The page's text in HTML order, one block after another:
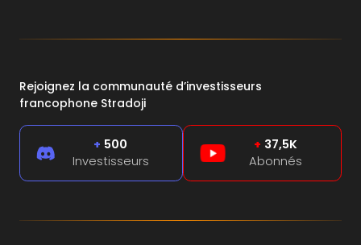
Rejoignez la communauté d’investisseurs
francophone Stradoji
+ 500
Investisseurs
+ 37,5K
Abonnés